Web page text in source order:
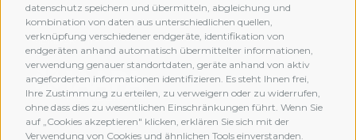
datenschutz speichern und übermitteln, abgleichung und
kombination von daten aus unterschiedlichen quellen,
verknüpfung verschiedener endgeräte, identifikation von
endgeräten anhand automatisch übermittelter informationen,
verwendung genauer standortdaten, geräte anhand von aktiv
angeforderten informationen identifizieren. Es steht Ihnen frei,
Ihre Zustimmung zu erteilen, zu verweigern oder zu widerrufen,
ohne dass dies zu wesentlichen Einschränkungen führt. Wenn Sie
auf „Cookies akzeptieren" klicken, erklären Sie sich mit der
Verwendung von Cookies und ähnlichen Tools einverstanden.
MEMBERSHIP